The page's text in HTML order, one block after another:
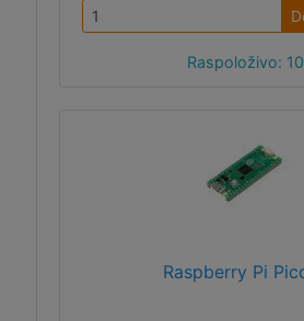
Raspoloživo: 10
Raspberry Pi